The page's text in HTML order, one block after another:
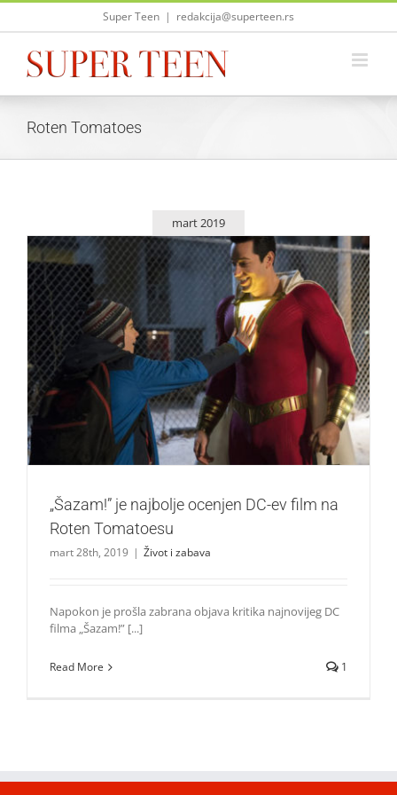
Skip
Super Teen | redakcija@superteen.rs
Roten Tomatoes
mart 2019
„Šazam!” je najbolje ocenjen DC-ev film na Roten
Tomatoesu
Život i zabava
„Šazam!” je najbolje ocenjen DC-ev film na
Roten Tomatoesu
mart 28th, 2019 | Život i zabava
Napokon je prošla zabrana objava kritika najnovijeg DC
filma „Šazam!” [...]
Read More 1